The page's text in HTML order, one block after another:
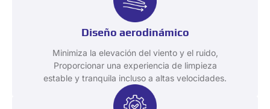
Diseño aerodinámico
Minimiza la elevación del viento y el ruido,
Proporcionar una experiencia de limpieza
estable y tranquila incluso a altas velocidades.